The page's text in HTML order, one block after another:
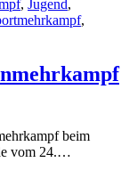
, Jugend,
,
beim
vom 24.…